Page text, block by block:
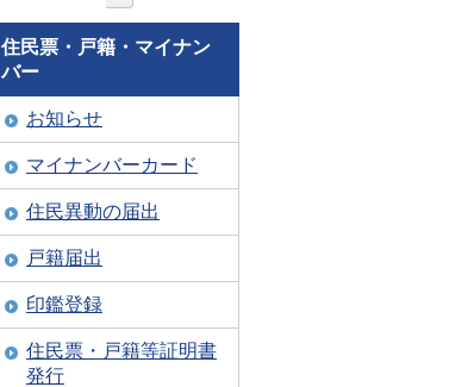
住民票・戸籍・マイナン
バー
お知らせ
マイナンバーカード
住民異動の届出
戸籍届出
印鑑登録
住民票・戸籍等証明書
発行